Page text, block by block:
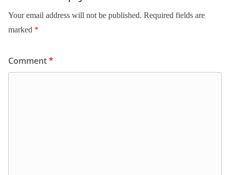
Your email address will not be published. Required fields are
marked *
Comment*